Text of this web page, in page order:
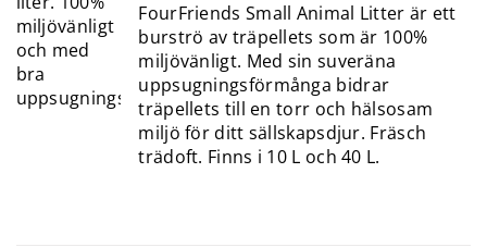
FourFriends Small Animal Litter är ett
burströ av träpellets som är 100%
miljövänligt. Med sin suveräna
uppsugningsförmånga bidrar
träpellets till en torr och hälsosam
miljö för ditt sällskapsdjur. Fräsch
trädoft. Finns i 10 L och 40 L.